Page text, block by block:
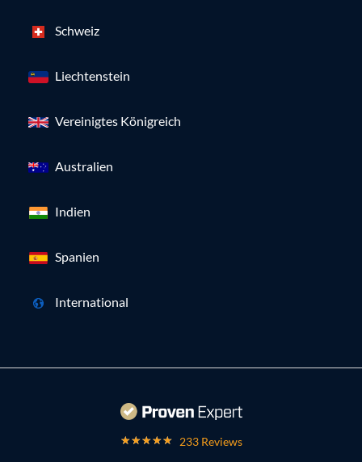
Schweiz
Liechtenstein
Vereinigtes Königreich
Australien
Indien
Spanien
International
233 Reviews